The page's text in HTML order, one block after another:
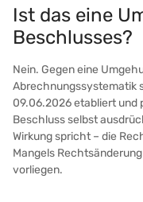
Ist das eine
Beschlusses?
Nein. Gegen eine
Abrechnungssystematik
09.06.2026 etabliert und
Beschluss selbst
Wirkung spricht – die
Mangels
vorliegen.